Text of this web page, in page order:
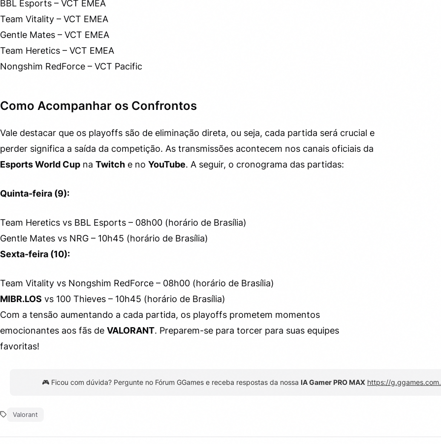
BBL Esports – VCT EMEA
Team Vitality – VCT EMEA
Gentle Mates – VCT EMEA
Team Heretics – VCT EMEA
Nongshim RedForce – VCT Pacific
Como Acompanhar os Confrontos
Vale destacar que os playoffs são de eliminação direta, ou seja, cada partida será crucial e
perder significa a saída da competição. As transmissões acontecem nos canais oficiais da
Esports World Cup na Twitch e no YouTube. A seguir, o cronograma das partidas:
Quinta-feira (9):
Team Heretics vs BBL Esports – 08h00 (horário de Brasília)
Gentle Mates vs NRG – 10h45 (horário de Brasília)
Sexta-feira (10):
Team Vitality vs Nongshim RedForce – 08h00 (horário de Brasília)
MIBR.LOS vs 100 Thieves – 10h45 (horário de Brasília)
Com a tensão aumentando a cada partida, os playoffs prometem momentos
emocionantes aos fãs de VALORANT. Preparem-se para torcer para suas equipes
favoritas!
🎮 Ficou com dúvida? Pergunte no Fórum GGames e receba respostas da nossa IA Gamer PRO MAX https://
Valorant